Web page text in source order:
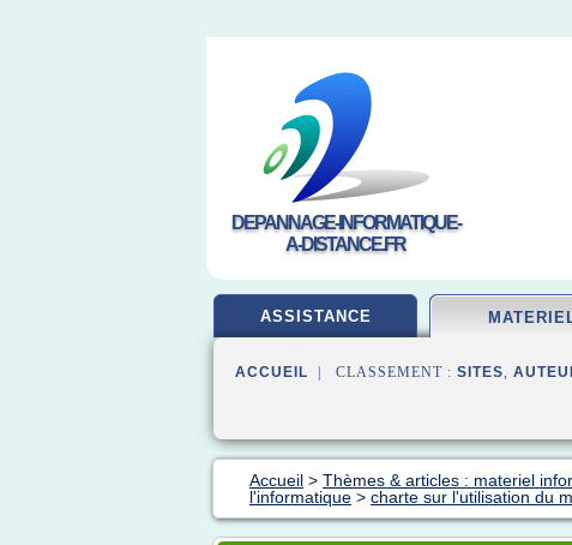
DEPANNAGE-INFORMATIQUE-
A-DISTANCE.FR
ASSISTANCE
ACCUEIL | CLASSEMENT : SITES,
Accueil > Thèmes & articles : materiel
l'informatique > charte sur l'utilisation du